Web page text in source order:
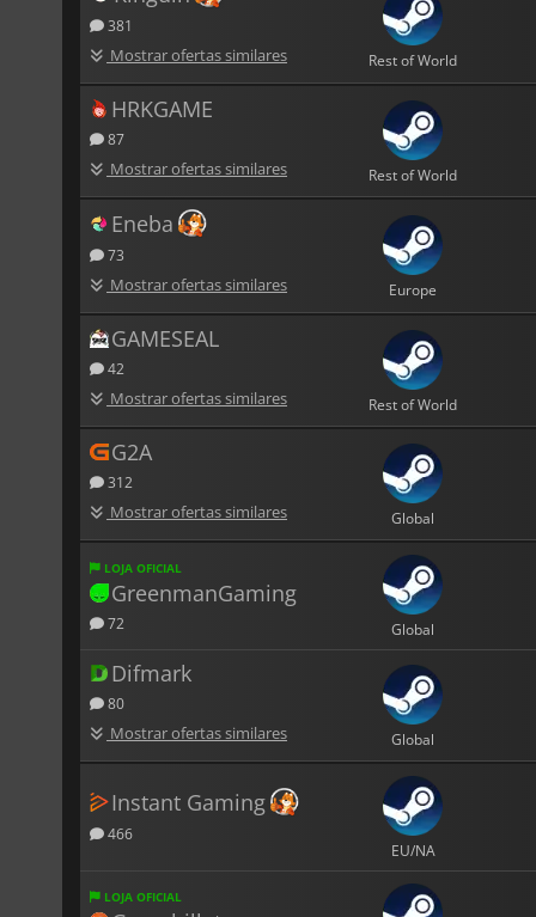
381
Mostrar ofertas similares Rest of World
HRKGAME
87
Mostrar ofertas similares Rest of World
Eneba
73
Mostrar ofertas similares Europe
GAMESEAL
42
Mostrar ofertas similares Rest of World
G2A
312
Mostrar ofertas similares Global
LOJA OFICIAL
GreenmanGaming
72 Global
Difmark
80
Mostrar ofertas similares Global
Instant Gaming
466
EU/NA
LOJA OFICIAL